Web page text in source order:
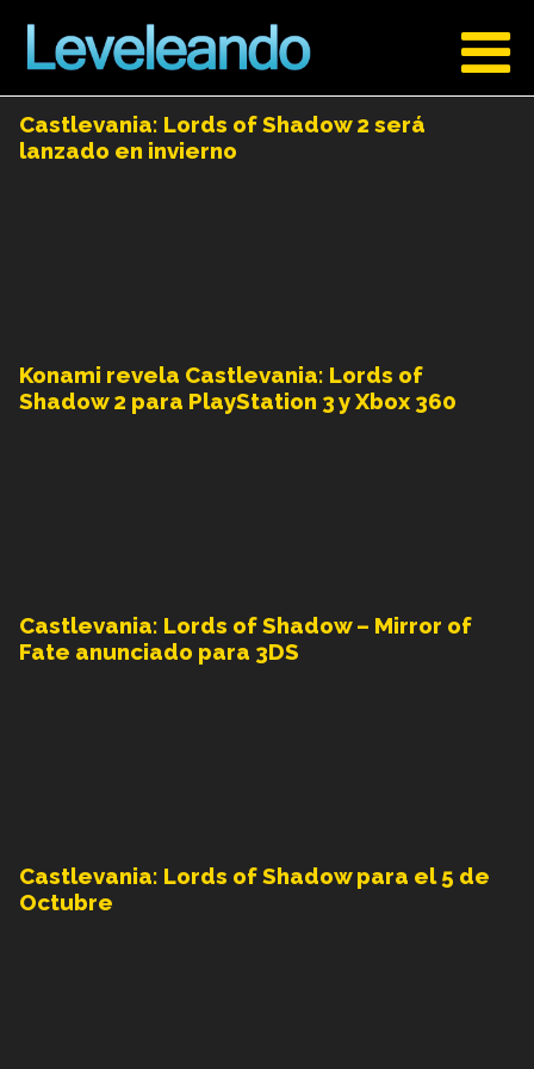
Castlevania: Lords of Shadow 2 será
lanzado en invierno
Konami revela Castlevania: Lords of
Shadow 2 para PlayStation 3 y Xbox 360
Castlevania: Lords of Shadow – Mirror of
Fate anunciado para 3DS
Castlevania: Lords of Shadow para el 5 de
Octubre